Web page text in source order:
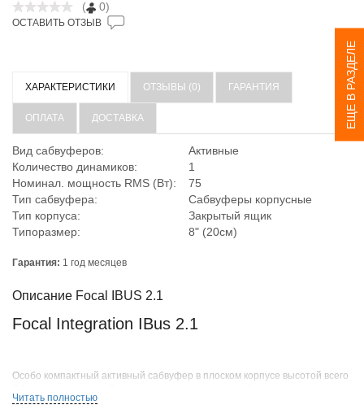
ЕЩЕ В РАЗДЕЛЕ
( 0)
ОСТАВИТЬ ОТЗЫВ
ХАРАКТЕРИСТИКИ ОТЗЫВЫ (0) ГАРАНТИЯ
ОПЛАТА ДОСТАВКА
Вид сабвуферов:
Активные
Количество динамиков:
1
Номинал. мощность RMS (Вт):
75
Тип сабвуфера:
Сабвуферы корпусные
Тип корпуса:
Закрытый ящик
Типоразмер:
8" (20см)
Гарантия: 1 год месяцев
Описание Focal IBUS 2.1
Focal Integration IBus 2.1
Особо компактный активный сабвуфер в плоском корпусе высотой всего
добавить звучанию аудиосистемы басового фундамента. Габариты
Читать полностью